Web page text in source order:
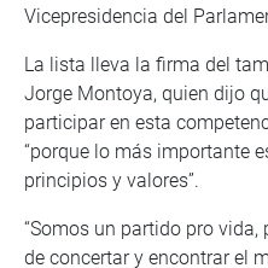
Vicepresidencia del
La lista lleva la firma del
Jorge Montoya, quien dijo
participar en esta
“porque lo más importante
principios y valores”.
“Somos un partido pro
de concertar y encontrar el